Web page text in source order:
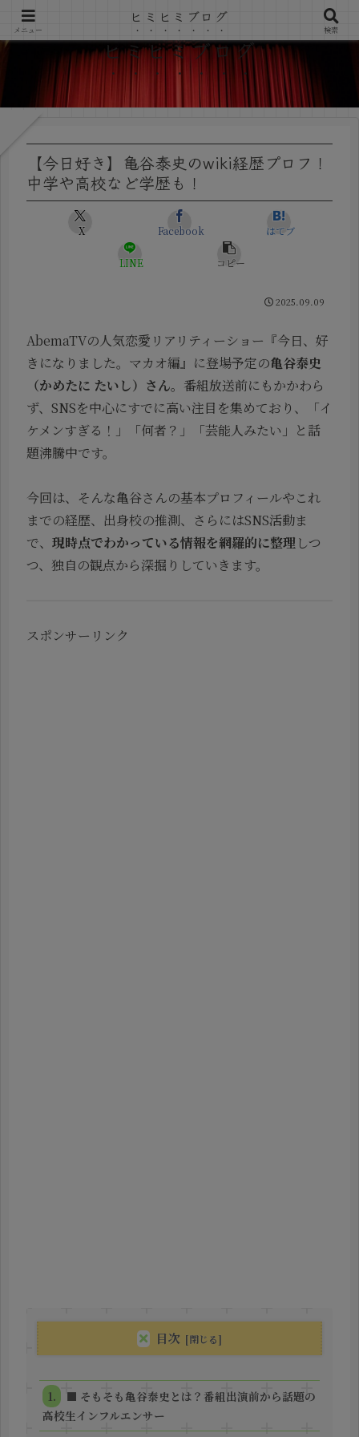
ヒミヒミブログ
【今日好き】亀谷泰史のwiki経歴プロフ！
中学や高校など学歴も！
X Facebook はてブ
LINE コピー
2025.09.09
AbemaTVの人気恋愛リアリティーショー『今日、好
きになりました。マカオ編』に登場予定の亀谷泰史
（かめたに たいし）さん。番組放送前にもかかわら
ず、SNSを中心にすでに高い注目を集めており、「イ
ケメンすぎる！」「何者？」「芸能人みたい」と話
題沸騰中です。
今回は、そんな亀谷さんの基本プロフィールやこれ
までの経歴、出身校の推測、さらにはSNS活動ま
で、 現時点でわかっている情報を網羅的に整理 しつ
つ、独自の観点から深掘りしていきます。
スポンサーリンク
目次
■ そもそも亀谷泰史とは？番組出演前から話題の
高校生インフルエンサー
メニュー
ヒミヒミブログ
検索